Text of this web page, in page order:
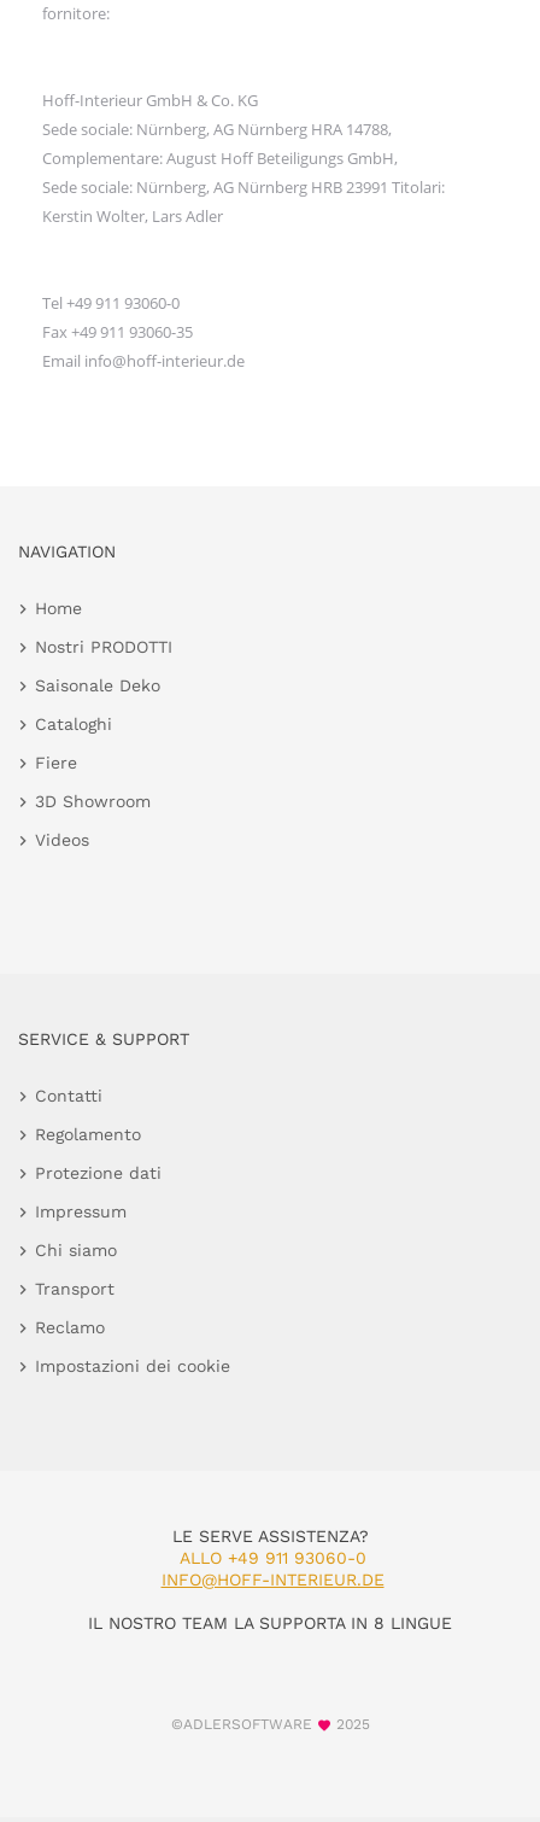
fornitore:
Hoff-Interieur GmbH & Co. KG
Sede sociale: Nürnberg, AG Nürnberg HRA 14788,
Complementare: August Hoff Beteiligungs GmbH,
Sede sociale: Nürnberg, AG Nürnberg HRB 23991 Titolari:
Kerstin Wolter, Lars Adler
Tel +49 911 93060-0
Fax +49 911 93060-35
Email info@hoff-interieur.de
NAVIGATION
Home
Nostri PRODOTTI
Saisonale Deko
Cataloghi
Fiere
3D Showroom
Videos
SERVICE & SUPPORT
Contatti
Regolamento
Protezione dati
Impressum
Chi siamo
Transport
Reclamo
Impostazioni dei cookie
LE SERVE ASSISTENZA?
ALLO +49 911 93060-0
INFO@HOFF-INTERIEUR.DE
IL NOSTRO TEAM LA SUPPORTA IN 8 LINGUE
©ADLERSOFTWARE 2025